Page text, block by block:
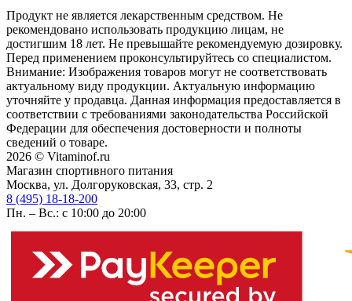
Продукт не является лекарственным средством. Не
рекомендовано использовать продукцию лицам, не
достигшим 18 лет. Не превышайте рекомендуемую дозировку.
Перед применением проконсультируйтесь со специалистом.
Внимание: Изображения товаров могут не соответствовать
актуальному виду продукции. Актуальную информацию
уточняйте у продавца. Данная информация предоставляется в
соответствии с требованиями законодательства Российской
Федерации для обеспечения достоверности и полноты
сведений о товаре.
2026 © Vitaminof.ru
Магазин спортивного питания
Москва, ул. Долгоруковская, 33, стр. 2
8 (495) 18-18-200
Пн. – Вс.: с 10:00 до 20:00